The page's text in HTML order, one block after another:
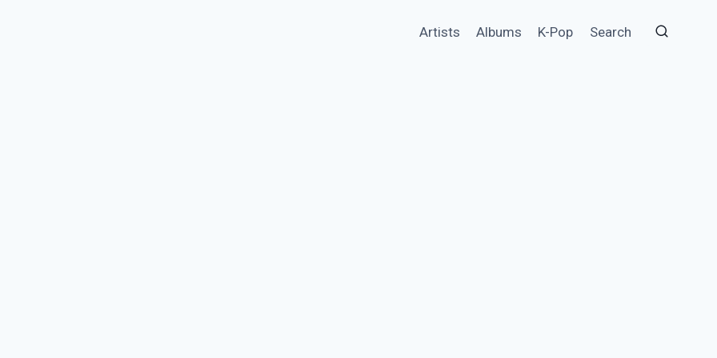
Artists Albums K-Pop Search